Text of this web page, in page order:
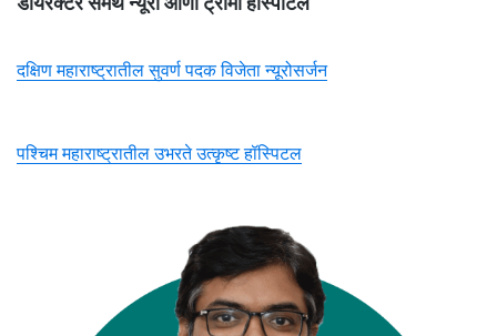
दक्षिण महाराष्ट्रातील सुवर्ण पदक विजेता न्यूरोसर्जन
पश्चिम महाराष्ट्रातील उभरते उत्कृष्ट हॉस्पिटल